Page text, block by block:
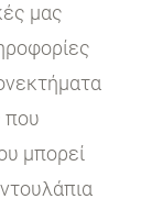
μας
που
μπορεί